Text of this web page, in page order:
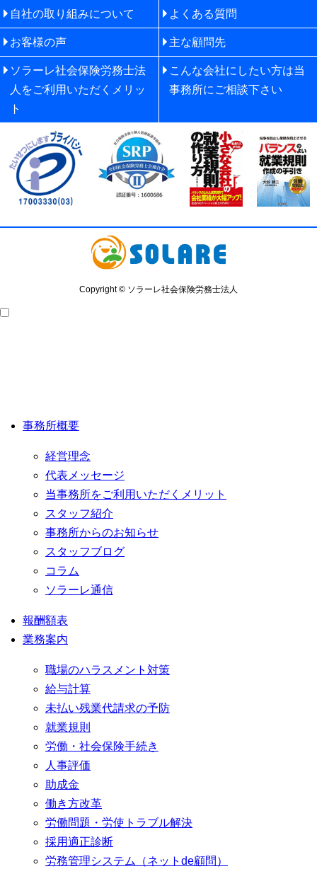
自社の取り組みについて よくある質問
お客様の声 主な顧問先
ソラーレ社会保険労務士法
人をご利用いただくメリッ
ト
こんな会社にしたい方は当
事務所にご相談下さい
Copyright © ソラーレ社会保険労務士法人
事務所概要
経営理念
代表メッセージ
当事務所をご利用いただくメリット
スタッフ紹介
事務所からのお知らせ
スタッフブログ
コラム
ソラーレ通信
報酬額表
業務案内
職場のハラスメント対策
給与計算
未払い残業代請求の予防
就業規則
労働・社会保険手続き
人事評価
助成金
働き方改革
労働問題・労使トラブル解決
採用適正診断
労務管理システム（ネットde顧問）